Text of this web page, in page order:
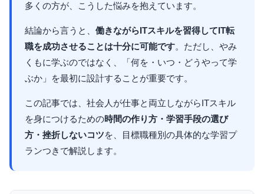
多くの方が、こうした悩みを抱えています。
結論から言うと、 働きながらITスキルを習得してIT転
職を成功させることは十分に可能です。ただし、やみ
くもに学ぶのではなく、「何を・いつ・どうやって学
ぶか」を最初に設計することが重要です。
この記事では、社会人が仕事と両立しながらITスキル
を身につけるための時間の作り方・学習手段の選び
方・挫折しないコツを、目標職種別の具体的な学習プ
ランつきで解説します。